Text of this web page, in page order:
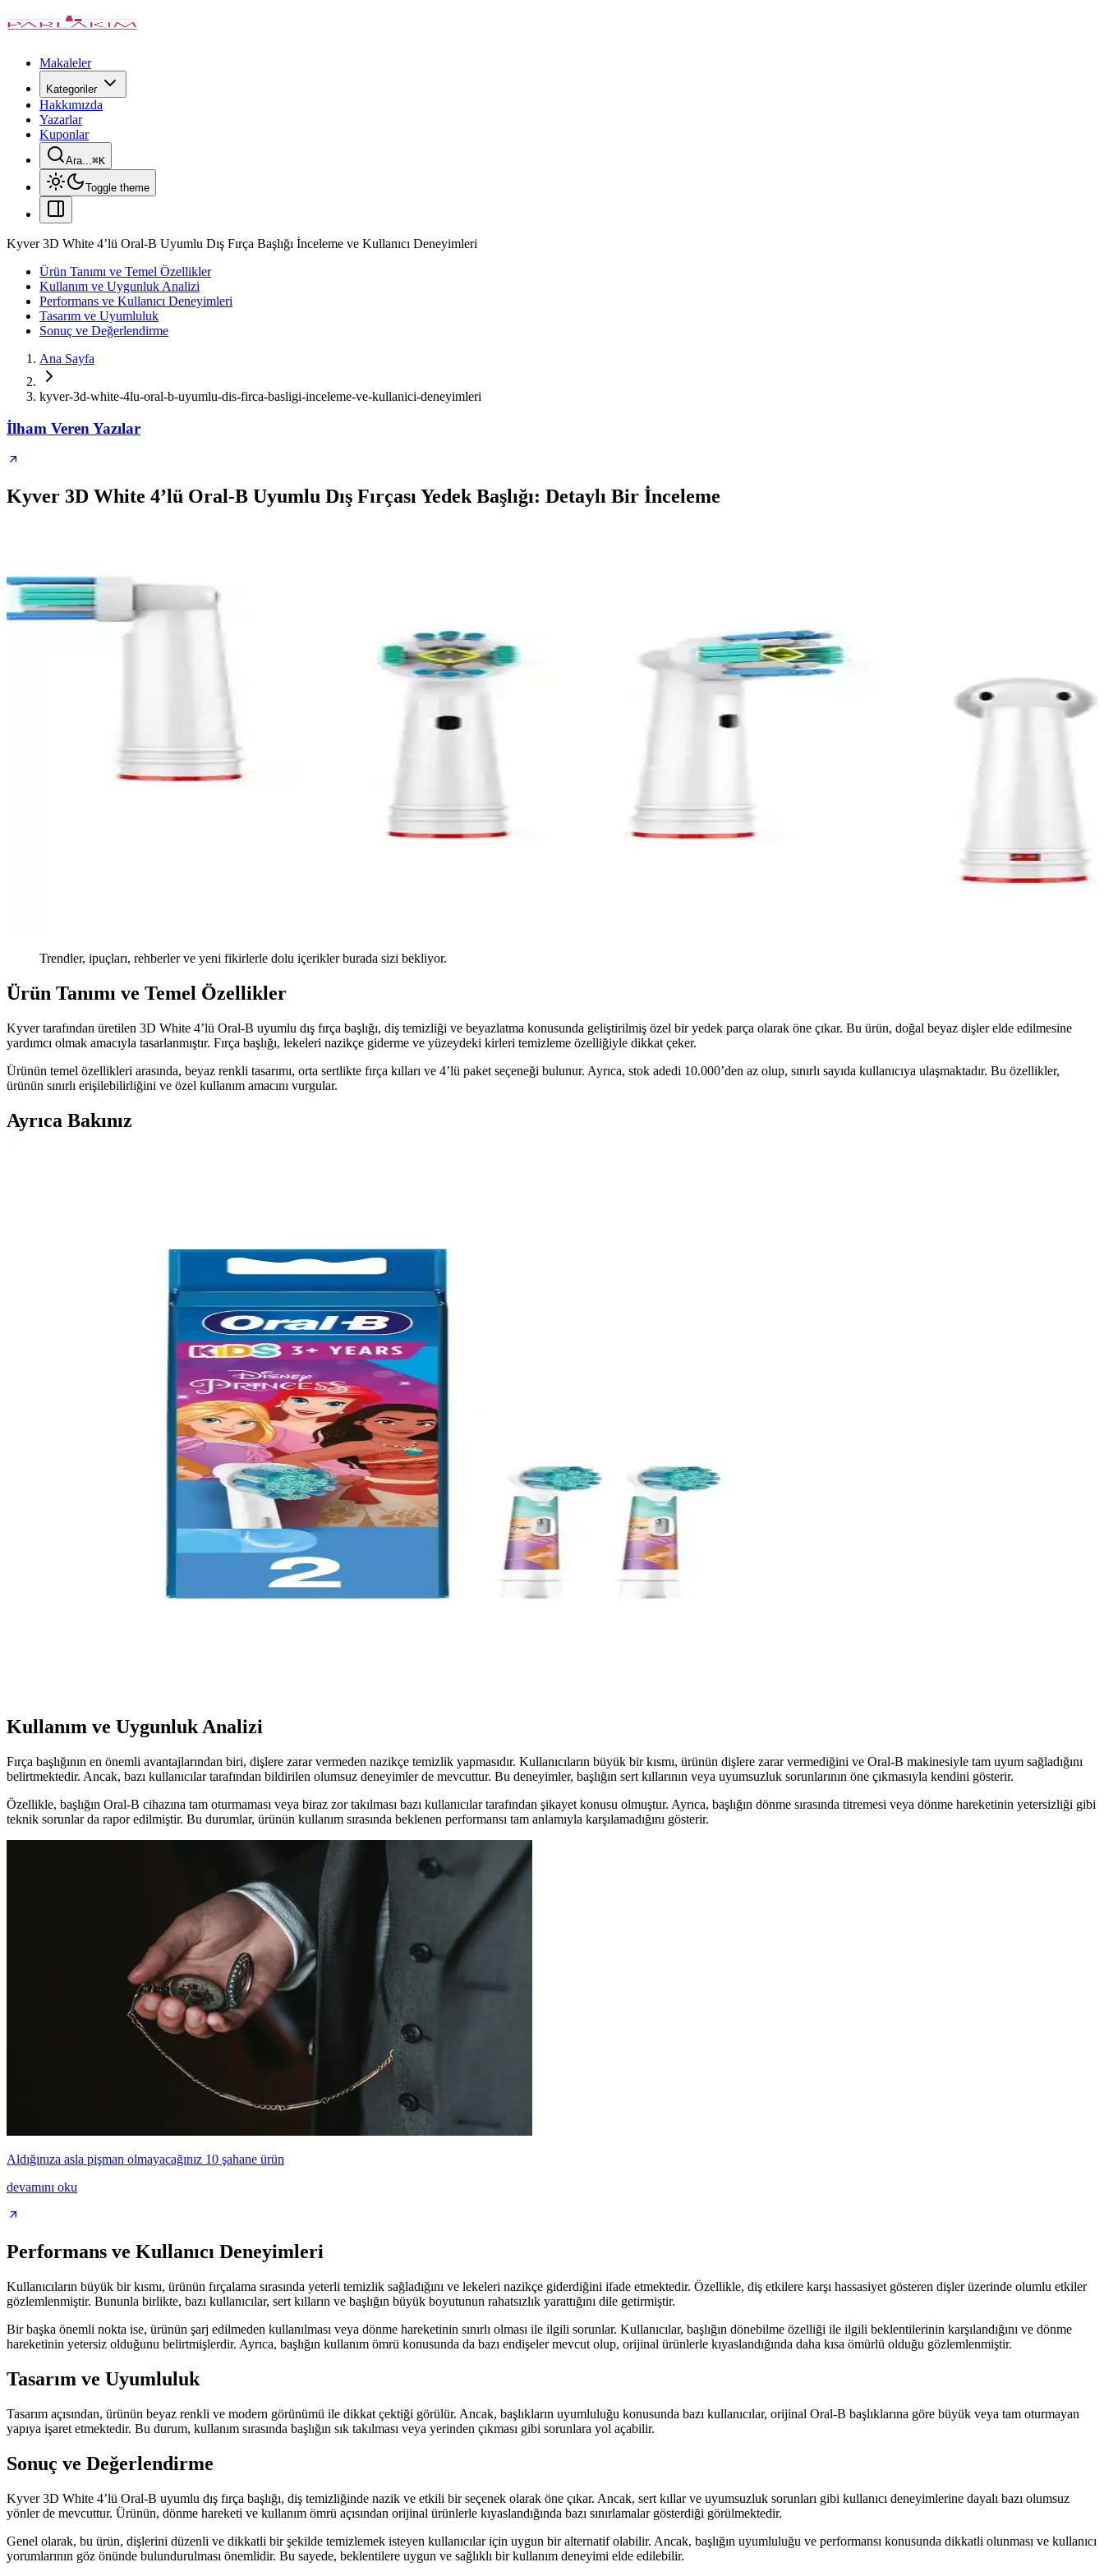
Makaleler
Kategoriler
Hakkımızda
Yazarlar
Kuponlar
Ara...⌘K
Toggle theme
Kyver 3D White 4’lü Oral-B Uyumlu Dış Fırça Başlığı İnceleme ve Kullanıcı Deneyimleri
Ürün Tanımı ve Temel Özellikler
Kullanım ve Uygunluk Analizi
Performans ve Kullanıcı Deneyimleri
Tasarım ve Uyumluluk
Sonuç ve Değerlendirme
Ana Sayfa
kyver-3d-white-4lu-oral-b-uyumlu-dis-firca-basligi-inceleme-ve-kullanici-deneyimleri
İlham Veren Yazılar
Kyver 3D White 4’lü Oral-B Uyumlu Dış Fırçası Yedek Başlığı: Detaylı Bir İnceleme
Trendler, ipuçları, rehberler ve yeni fikirlerle dolu içerikler burada sizi bekliyor.
Ürün Tanımı ve Temel Özellikler
Kyver tarafından üretilen 3D White 4’lü Oral-B uyumlu dış fırça başlığı, diş temizliği ve beyazlatma konusunda geliştirilmiş özel bir yedek parça olarak öne çıkar. Bu ürün, doğal beyaz dişler elde edilmesine
yardımcı olmak amacıyla tasarlanmıştır. Fırça başlığı, lekeleri nazikçe giderme ve yüzeydeki kirleri temizleme özelliğiyle dikkat çeker.
Ürünün temel özellikleri arasında, beyaz renkli tasarımı, orta sertlikte fırça kılları ve 4’lü paket seçeneği bulunur. Ayrıca, stok adedi 10.000’den az olup, sınırlı sayıda kullanıcıya ulaşmaktadır. Bu özellikler,
ürünün sınırlı erişilebilirliğini ve özel kullanım amacını vurgular.
Ayrıca Bakınız
Kyver’in 3D White 4’lü Oral-B uyumlu fırça başlığı, nazik temizlik ve beyazlatma özellikleriyle öne çıkar. Kullanıcı deneyimleri ve performans detaylarıyla, diş sağlığına katkı sağlayan bu ürün hakkında
Qartz Diş Temizleme ve Beyazlatma Pastası: Etkili ve Güvenli Diş Bakım Ürünü
Qartz diş temizleme ve beyazlatma pastası, leke ve tartar sorunlarını hedefleyen, kontrollü ve etkili temizlik sağlayan Türkiye menşeli bir ürün. Güçlü formülüyle dişleri nazikçe temizler ve doğal parlaklığı geri
Magic Kit Diş Temizleme Kiti: Doğal ve Etkili Diş Temizliği Çözümü
Magic Kit diş temizleme kiti, bitkisel içeriklerle formüle edilmiş, dişlerdeki lekeleri gideren ve doğal yapıya zarar vermeden temizlik sağlayan pratik bir ürün. Kullanımı kolay ve güvenilir.
Türkiye Menşeli Mikro Partiküllü Diş Macunu ile Güzel ve Sağlıklı Gülüşler
Türkiye menşeli mikro partiküllü diş macunu, nazik temizliği ve beyazlatma özellikleriyle diş sağlığını destekler, nefes ferahlığı sağlar ve hassas dişlere uygun kullanım sunar.
CREST 3D Whitestrips Profesyonel Etkiler: Güvenilir ve Pratik Diş Beyazlatma Çözümü
CREST 3D Whitestrips Profesyonel Etkiler, kolay uygulanabilirliği ve etkili sonuçlarıyla diş beyazlatmada yeni bir standart sunar. Düzenli kullanımda gözle görülür farklar sağlar.
Oral-B iO Ultimate Clean Siyah Diş Fırçası Yedek Başlığı İncelemesi ve Kullanım Rehberi
Kullanım ve Uygunluk Analizi
Fırça başlığının en önemli avantajlarından biri, dişlere zarar vermeden nazikçe temizlik yapmasıdır. Kullanıcıların büyük bir kısmı, ürünün dişlere zarar vermediğini ve Oral-B makinesiyle tam uyum sağladığını
belirtmektedir. Ancak, bazı kullanıcılar tarafından bildirilen olumsuz deneyimler de mevcuttur. Bu deneyimler, başlığın sert kıllarının veya uyumsuzluk sorunlarının öne çıkmasıyla kendini gösterir.
Özellikle, başlığın Oral-B cihazına tam oturmaması veya biraz zor takılması bazı kullanıcılar tarafından şikayet konusu olmuştur. Ayrıca, başlığın dönme sırasında titremesi veya dönme hareketinin yetersizliği gibi
teknik sorunlar da rapor edilmiştir. Bu durumlar, ürünün kullanım sırasında beklenen performansı tam anlamıyla karşılamadığını gösterir.
Aldığınıza asla pişman olmayacağınız 10 şahane ürün
devamını oku
Performans ve Kullanıcı Deneyimleri
Kullanıcıların büyük bir kısmı, ürünün fırçalama sırasında yeterli temizlik sağladığını ve lekeleri nazikçe giderdiğini ifade etmektedir. Özellikle, diş etkilere karşı hassasiyet gösteren dişler üzerinde olumlu etkiler
gözlemlenmiştir. Bununla birlikte, bazı kullanıcılar, sert kılların ve başlığın büyük boyutunun rahatsızlık yarattığını dile getirmiştir.
Bir başka önemli nokta ise, ürünün şarj edilmeden kullanılması veya dönme hareketinin sınırlı olması ile ilgili sorunlar. Kullanıcılar, başlığın dönebilme özelliği ile ilgili beklentilerinin karşılandığını ve dönme
hareketinin yetersiz olduğunu belirtmişlerdir. Ayrıca, başlığın kullanım ömrü konusunda da bazı endişeler mevcut olup, orijinal ürünlerle kıyaslandığında daha kısa ömürlü olduğu gözlemlenmiştir.
Tasarım ve Uyumluluk
Tasarım açısından, ürünün beyaz renkli ve modern görünümü ile dikkat çektiği görülür. Ancak, başlıkların uyumluluğu konusunda bazı kullanıcılar, orijinal Oral-B başlıklarına göre büyük veya tam oturmayan
yapıya işaret etmektedir. Bu durum, kullanım sırasında başlığın sık takılması veya yerinden çıkması gibi sorunlara yol açabilir.
Sonuç ve Değerlendirme
Kyver 3D White 4’lü Oral-B uyumlu dış fırça başlığı, diş temizliğinde nazik ve etkili bir seçenek olarak öne çıkar. Ancak, sert kıllar ve uyumsuzluk sorunları gibi kullanıcı deneyimlerine dayalı bazı olumsuz
yönler de mevcuttur. Ürünün, dönme hareketi ve kullanım ömrü açısından orijinal ürünlerle kıyaslandığında bazı sınırlamalar gösterdiği görülmektedir.
Genel olarak, bu ürün, dişlerini düzenli ve dikkatli bir şekilde temizlemek isteyen kullanıcılar için uygun bir alternatif olabilir. Ancak, başlığın uyumluluğu ve performansı konusunda dikkatli olunması ve kullanıcı
yorumlarının göz önünde bulundurulması önemlidir. Bu sayede, beklentilere uygun ve sağlıklı bir kullanım deneyimi elde edilebilir.